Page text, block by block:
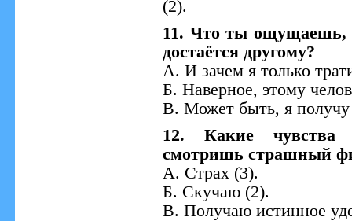
(2).
11. Что ты ощущаешь,
достаётся другому?
А. И зачем я только
Б. Наверное, этому
В. Может быть, я получу
12. Какие
смотришь страшный
А. Страх (3).
Б. Скучаю (2).
В. Получаю истинное